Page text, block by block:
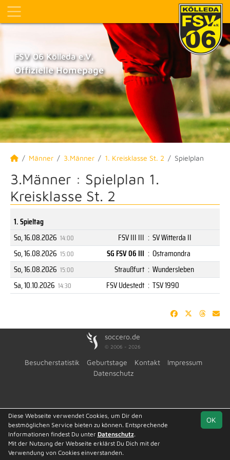
FSV 06 Kölleda e.V.
Offizielle Homepage
Männer 3.Männer 1. Kreisklasse St. 2 Spielplan
Team
1. Kreisklasse
St. 2
Spielplan
3.Männer : Spielplan 1.
Kreisklasse St. 2
1. Spieltag
So, 16.08.2026 14:00 FSV III III : SV Witterda II
So, 16.08.2026 15:00 SG FSV 06 III : Ostramondra
So, 16.08.2026 15:00 Straußfurt : Wundersleben
Sa, 10.10.2026 14:30 FSV Udestedt : TSV 1990
soccero.de
© 2006 - 2026
Besucherstatistik Geburtstage Kontakt
Impressum
Datenschutz
OK
Diese Webseite verwendet Cookies, um Dir den
bestmöglichen Service bieten zu können. Entsprechende
Informationen findest Du unter Datenschutz.
Mit der Nutzung der Webseite erklärst Du Dich mit der
Verwendung von Cookies einverstanden.